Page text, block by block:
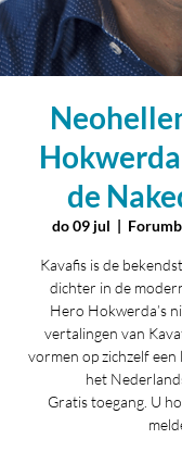
de
do 09 jul
  |
Kavafis is de
dichter in de
Hero Hokwerda’s
vertalingen van
vormen op zichzelf
het
Gratis toegang. U